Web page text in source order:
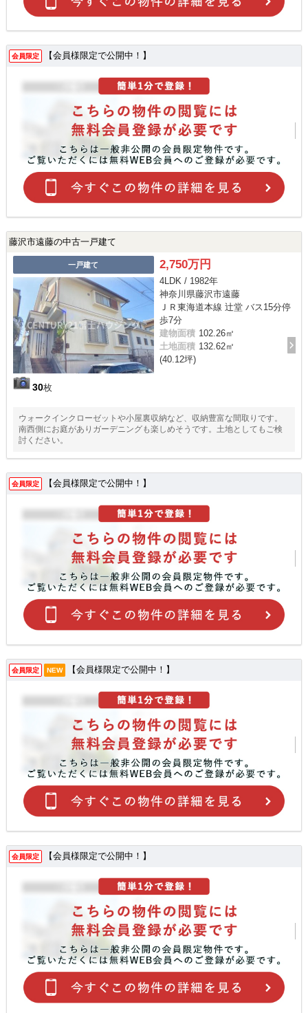
会員限定 【会員様限定で公開中！】
藤沢市遠藤の中古一戸建て
一戸建て
30枚
2,750万円
4LDK / 1982年
神奈川県藤沢市遠藤
ＪＲ東海道本線 辻堂 バス15分停
歩7分
建物面積 102.26㎡
土地面積 132.62㎡
(40.12坪)
ウォークインクローゼットや小屋裏収納など、収納豊富な間取りです。
南西側にお庭がありガーデニングも楽しめそうです。土地としてもご検
討ください。
会員限定 【会員様限定で公開中！】
会員限定 NEW 【会員様限定で公開中！】
会員限定 【会員様限定で公開中！】